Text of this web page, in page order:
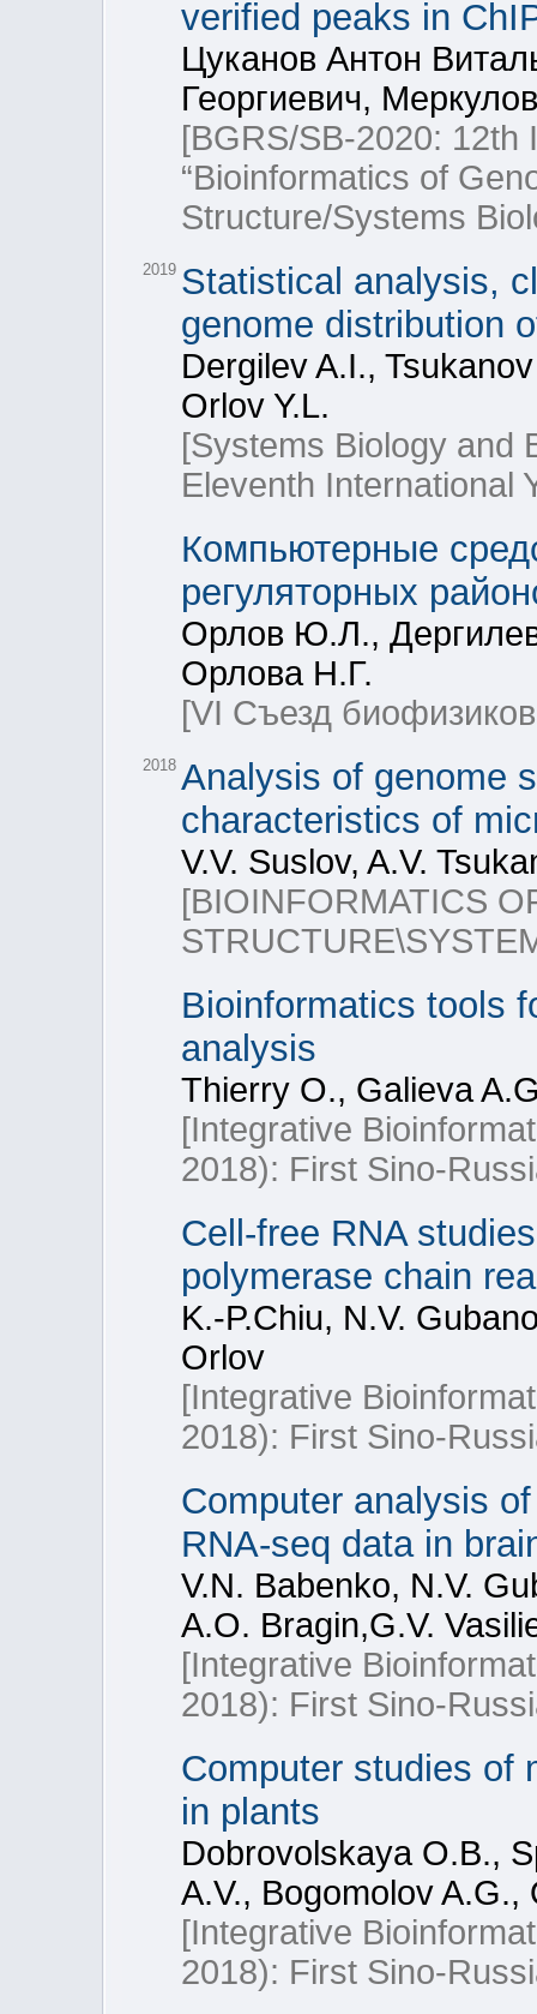
verified peaks in
Цуканов Антон
Георгиевич,
[BGRS/SB-2020: 12th
“Bioinformatics of
Structure/Systems
2019 Statistical analysis,
genome distribution
Dergilev A.I.,
Orlov Y.L.
[Systems Biology and
Eleventh International
Компьютерные
регуляторных
Орлов Ю.Л.,
Орлова Н.Г.
[VI Съезд
2018 Analysis of genome
characteristics of
V.V. Suslov, A.V.
[BIOINFORMATICS
Bioinformatics tools
analysis
Thierry O., Galieva
[Integrative
2018): First Sino-
Cell-free RNA
polymerase chain
K.-P.Chiu, N.V.
Orlov
[Integrative
2018): First Sino-
Computer analysis
RNA-seq data in
V.N. Babenko, N.V.
A.O. Bragin,G.V.
[Integrative
2018): First Sino-
Computer studies of
in plants
Dobrovolskaya O.B.,
A.V., Bogomolov A.G.,
[Integrative
2018): First Sino-